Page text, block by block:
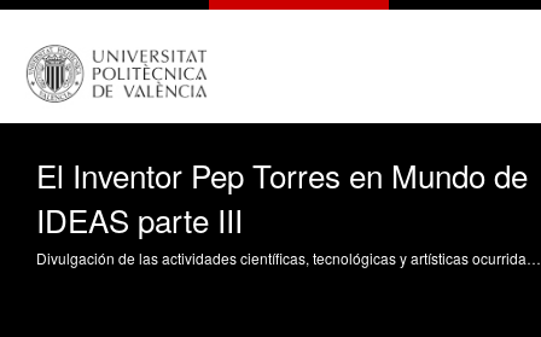
El Inventor Pep Torres en Mundo de
IDEAS parte III
Divulgación de las actividades científicas, tecnológicas y artísticas ocurridas en los tres campus de la UPV